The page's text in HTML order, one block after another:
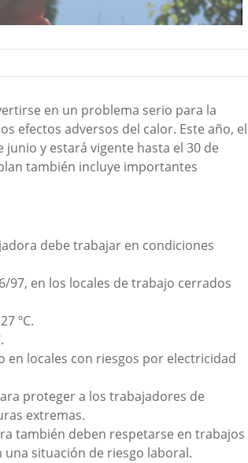
en un problema serio para la
efectos adversos del calor. Este año, el
junio y estará vigente hasta el 30 de
también incluye importantes
debe trabajar en condiciones
97, en los locales de trabajo cerrados
ºC.
en locales con riesgos por electricidad
proteger a los trabajadores de
extremas.
también deben respetarse en trabajos
situación de riesgo laboral.